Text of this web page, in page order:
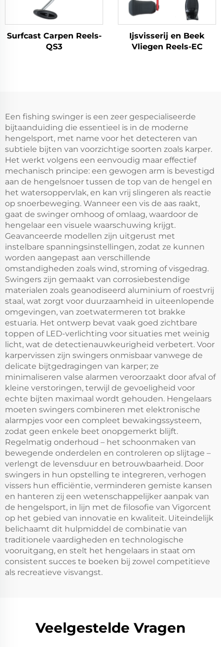
Surfcast Carpen Reels-
QS3
Ijsvisserij en Beek
Vliegen Reels-EC
Een fishing swinger is een zeer gespecialiseerde
bijtaanduiding die essentieel is in de moderne
hengelsport, met name voor het detecteren van
subtiele bijten van voorzichtige soorten zoals karper.
Het werkt volgens een eenvoudig maar effectief
mechanisch principe: een gewogen arm is bevestigd
aan de hengelsnoer tussen de top van de hengel en
het watersoppervlak, en kan vrij slingeren als reactie
op snoerbeweging. Wanneer een vis de aas raakt,
gaat de swinger omhoog of omlaag, waardoor de
hengelaar een visuele waarschuwing krijgt.
Geavanceerde modellen zijn uitgerust met
instelbare spanningsinstellingen, zodat ze kunnen
worden aangepast aan verschillende
omstandigheden zoals wind, stroming of visgedrag.
Swingers zijn gemaakt van corrosiebestendige
materialen zoals geanodiseerd aluminium of roestvrij
staal, wat zorgt voor duurzaamheid in uiteenlopende
omgevingen, van zoetwatermeren tot brakke
estuaria. Het ontwerp bevat vaak goed zichtbare
toppen of LED-verlichting voor situaties met weinig
licht, wat de detectienauwkeurigheid verbetert. Voor
karpervissen zijn swingers onmisbaar vanwege de
delicate bijtgedragingen van karper; ze
minimaliseren valse alarmen veroorzaakt door afval of
kleine verstoringen, terwijl de gevoeligheid voor
echte bijten maximaal wordt gehouden. Hengelaars
moeten swingers combineren met elektronische
alarmpjes voor een compleet bewakingssysteem,
zodat geen enkele beet onopgemerkt blijft.
Regelmatig onderhoud – het schoonmaken van
bewegende onderdelen en controleren op slijtage –
verlengt de levensduur en betrouwbaarheid. Door
swingers in hun opstelling te integreren, verhogen
vissers hun efficiëntie, verminderen gemiste kansen
en hanteren zij een wetenschappelijker aanpak van
de hengelsport, in lijn met de filosofie van Vigorcent
op het gebied van innovatie en kwaliteit. Uiteindelijk
belichaamt dit hulpmiddel de combinatie van
traditionele vaardigheden en technologische
vooruitgang, en stelt het hengelaars in staat om
consistent succes te boeken bij zowel competitieve
als recreatieve visvangst.
Veelgestelde Vragen